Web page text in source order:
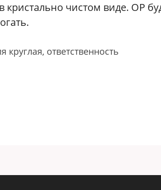
чистом виде. ОР
ответственность